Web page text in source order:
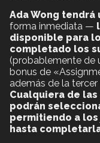
Ada Wong
forma inmediata —
disponible para
completado los
(probablemente de
bonus de
además de la
Cualquiera de
podrán
permitiendo a
hasta